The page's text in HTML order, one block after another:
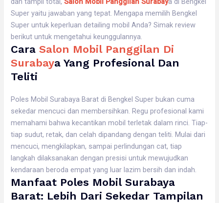
Super yaitu jawaban yang tepat. Mengapa memilih Bengkel
Super untuk keperluan detailing mobil Anda? Simak review
berikut untuk mengetahui keunggulannya.
CaraSalon Mobil Panggilan Di
SurabayA Yang Profesional Dan
Teliti
Poles Mobil Surabaya Barat di Bengkel Super bukan cuma
sekedar mencuci dan membersihkan. Regu profesional kami
memahami bahwa kecantikan mobil terletak dalam rinci. Tiap-
tiap sudut, retak, dan celah dipandang dengan teliti. Mulai dari
mencuci, mengkilapkan, sampai perlindungan cat, tiap
langkah dilaksanakan dengan presisi untuk mewujudkan
kendaraan beroda empat yang luar lazim bersih dan indah.
Manfaat Poles Mobil Surabaya
Barat: Lebih Dari Sekedar Tampilan